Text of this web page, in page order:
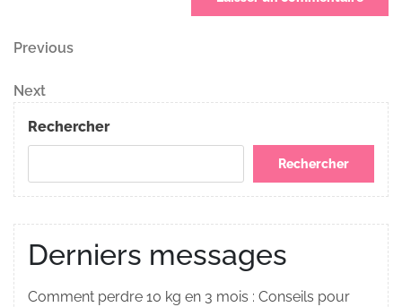
Navigation
de
l’article
Previous
Previous
Next
Post
Next
Rechercher
Rechercher
Derniers messages
Comment perdre 10 kg en 3 mois : Conseils pour